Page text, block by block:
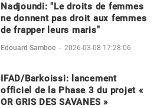
Nadjoundi: "Le droits de femmes
ne donnent pas droit aux femmes
de frapper leurs maris"
Edouard Samboe - 2026-03-08 17:28:06
IFAD/Barkoissi: lancement
officiel de la Phase 3 du projet «
OR GRIS DES SAVANES »